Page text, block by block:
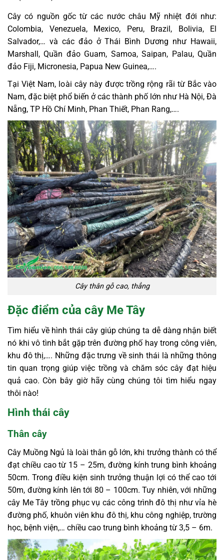
Cây có nguồn gốc từ các nước châu Mỹ nhiệt đới như:
Colombia, Venezuela, Mexico, Peru, Brazil, Bolivia, El
Salvador,… và các đảo ở Thái Bình Dương như Hawaii,
Marshall, Quần đảo Guam, Samoa, Saipan, Palau, Quần
đảo Fiji, Micronesia, Papua New Guinea,….
Tại Việt Nam, loài cây này được trồng rộng rãi từ Bắc vào
Nam, đặc biệt phổ biến ở các thành phố lớn như Hà Nội, Đà
Nẵng, TP Hồ Chí Minh, Phan Thiết, Phan Rang,….
Cây thân gỗ cao, thẳng
Đặc điểm của cây Me Tây
Tìm hiểu về hình thái cây giúp chúng ta dễ dàng nhận biết
nó khi vô tình bắt gặp trên đường phố hay trong công viên,
khu đô thị,…. Những đặc trưng về sinh thái là những thông
tin quan trọng giúp việc trồng và chăm sóc cây đạt hiệu
quả cao. Còn bây giờ hãy cùng chúng tôi tìm hiểu ngay
thôi nào!
Hình thái cây
Thân cây
Cây Muồng Ngủ là loài thân gỗ lớn, khi trưởng thành có thể
đạt chiều cao từ 15 – 25m, đường kính trung bình khoảng
50cm. Trong điều kiện sinh trưởng thuận lợi có thể cao tới
50m, đường kính lên tới 80 – 100cm. Tuy nhiên, với những
cây Me Tây trồng phục vụ các công trình đô thị như vỉa hè
đường phố, khuôn viên khu đô thị, khu công nghiệp, trường
học, bệnh viện,… chiều cao trung bình khoảng từ 3,5 – 6m.